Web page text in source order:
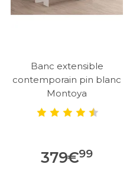
Banc extensible
contemporain pin blanc
Montoya
379€99